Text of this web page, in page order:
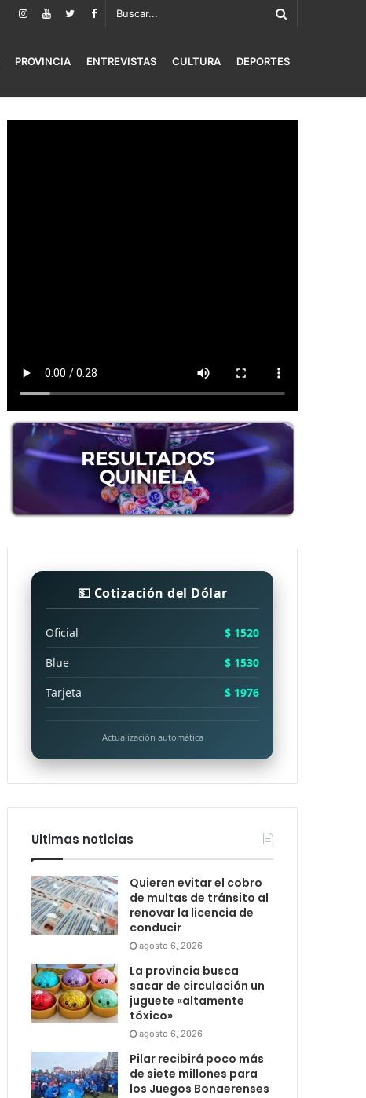
PROVINCIA ENTREVISTAS CULTURA DEPORTES
💵 Cotización del Dólar
Oficial
$ 1520
Blue
$ 1530
Tarjeta
$ 1976
Actualización automática
Ultimas noticias
Quieren evitar el cobro
de multas de tránsito al
renovar la licencia de
conducir
agosto 6, 2026
La provincia busca
sacar de circulación un
juguete «altamente
tóxico»
agosto 6, 2026
Pilar recibirá poco más
de siete millones para
los Juegos Bonaerenses